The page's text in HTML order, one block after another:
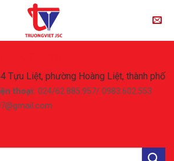
Tựu Liệt, phường Hoàng Liệt, thành phố
thoại: 024/62.885.957/ 0983.602.553